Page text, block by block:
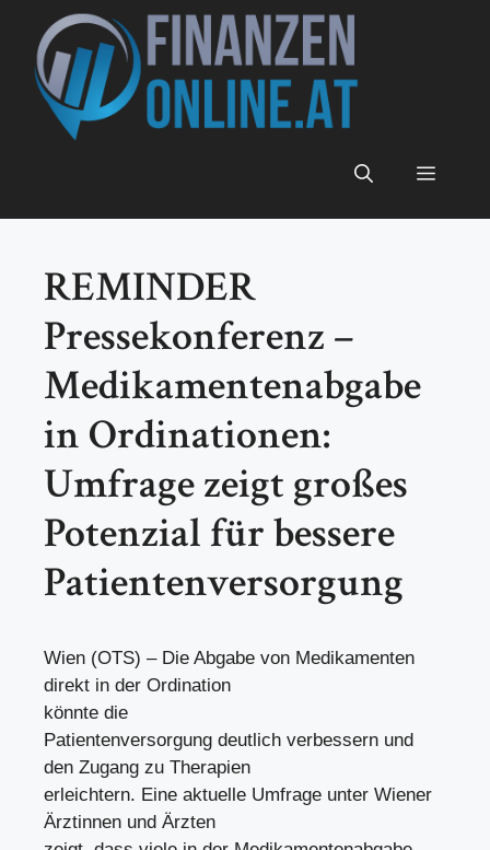
Inhalt
springen
Menü
REMINDER
Pressekonferenz –
Medikamentenabgabe
in Ordinationen:
Umfrage zeigt großes
Potenzial für bessere
Patientenversorgung
Wien (OTS) – Die Abgabe von Medikamenten
direkt in der Ordination
könnte die
Patientenversorgung deutlich verbessern und
den Zugang zu Therapien
erleichtern. Eine aktuelle Umfrage unter Wiener
Ärztinnen und Ärzten